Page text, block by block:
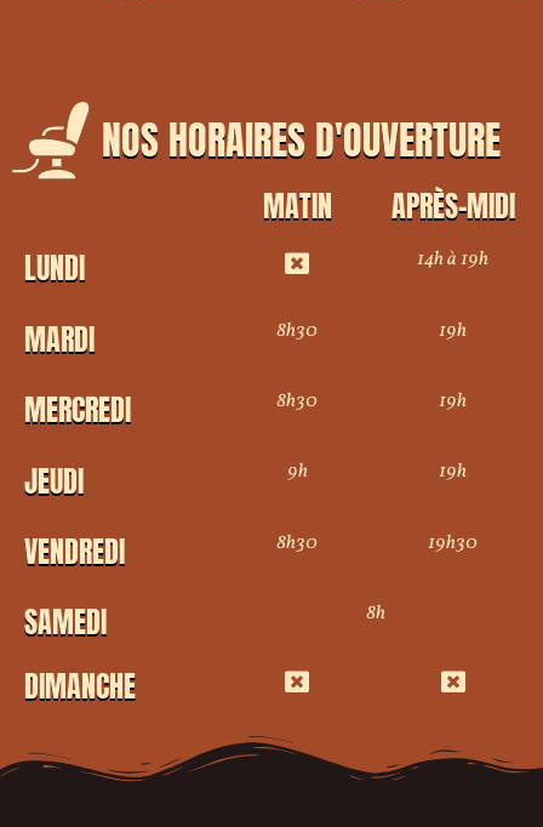
NOS HORAIRES D'OUVERTURE
MATIN
APRÈS-MIDI
LUNDI
14h à 19h
MARDI 8h30 19h
MERCREDI 8h30 19h
JEUDI 9h 19h
VENDREDI 8h30 19h30
SAMEDI 8h
DIMANCHE